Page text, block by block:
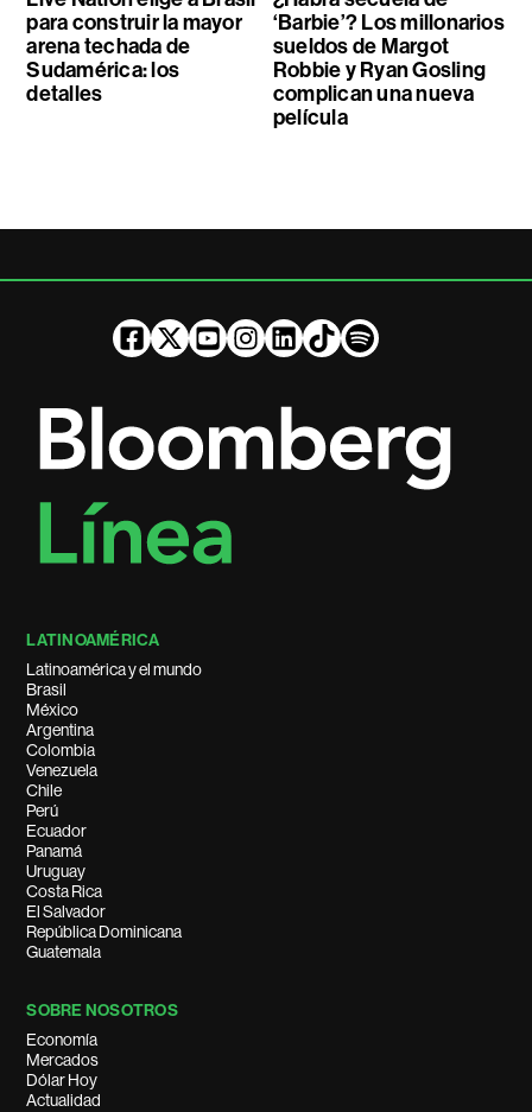
para construir la mayor
arena techada de
Sudamérica: los
detalles
‘Barbie’? Los millonarios
sueldos de Margot
Robbie y Ryan Gosling
complican una nueva
película
LATINOAMÉRICA
Latinoamérica y el mundo
Brasil
México
Argentina
Colombia
Venezuela
Chile
Perú
Ecuador
Panamá
Uruguay
Costa Rica
El Salvador
República Dominicana
Guatemala
SOBRE NOSOTROS
Economía
Mercados
Dólar Hoy
Actualidad